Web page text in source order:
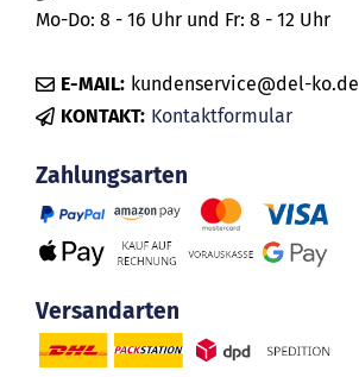
Mo-Do: 8 - 16 Uhr und Fr: 8 - 12 Uhr
E-MAIL: kundenservice@del-ko.de
KONTAKT: Kontaktformular
Zahlungsarten
Versandarten